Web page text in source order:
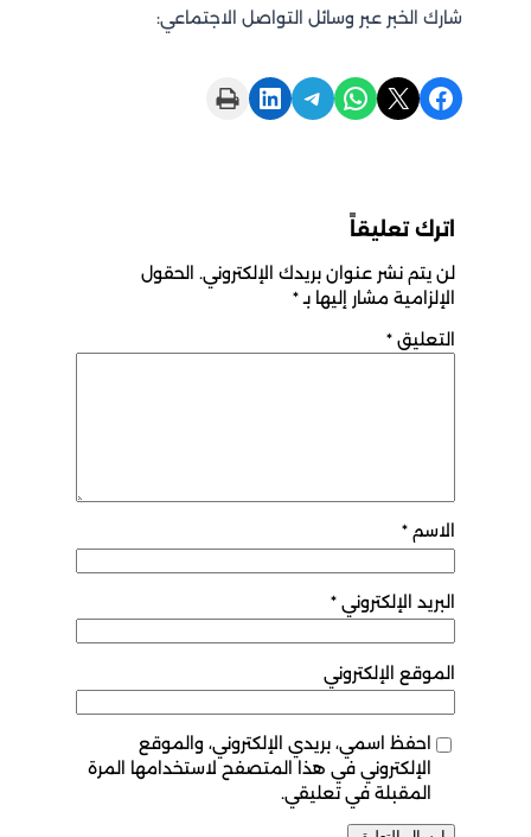
شارك الخبر عبر وسائل التواصل الاجتماعي:
Share on Facebook
Share on X
Share on WhatsApp
Share on Telegram
Share on LinkedIn
Print this Page
اترك تعليقاً
لن يتم نشر عنوان بريدك الإلكتروني. الحقول
الإلزامية مشار إليها بـ *
التعليق*
الاسم*
البريد الإلكتروني *
الموقع الإلكتروني
احفظ اسمي، بريدي الإلكتروني، والموقع
الإلكتروني في هذا المتصفح لاستخدامها المرة
المقبلة في تعليقي.